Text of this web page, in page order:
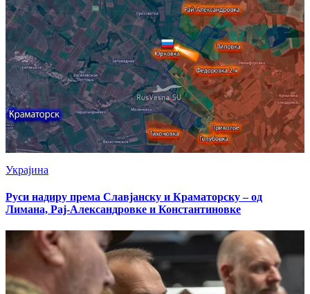
Украјина
Руси надиру према Славјанску и Краматорску – од
Лимана, Рај-Александровке и Константиновке